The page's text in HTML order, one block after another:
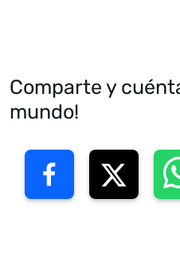
Comparte y
mundo!